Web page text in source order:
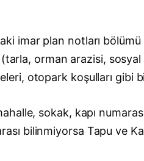
imar plan notları
orman arazisi,
otopark koşulları gibi
sokak, kapı
bilinmiyorsa Tapu ve